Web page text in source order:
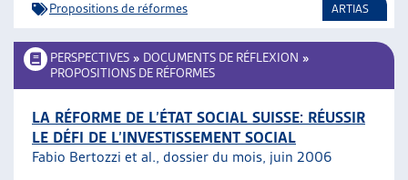
Propositions de réformes ARTIAS
PERSPECTIVES » DOCUMENTS DE RÉFLEXION »
PROPOSITIONS DE RÉFORMES
LA RÉFORME DE L’ÉTAT SOCIAL SUISSE: RÉUSSIR
LE DÉFI DE L’INVESTISSEMENT SOCIAL
Fabio Bertozzi et al., dossier du mois, juin 2006